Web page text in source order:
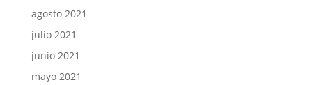
agosto 2021
julio 2021
junio 2021
mayo 2021